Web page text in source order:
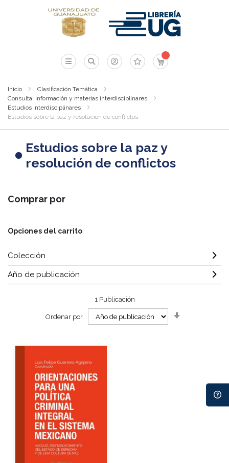
Mi carrito
Inicio
Clasificación Temática
Consulta, información y materias interdisciplinares
Estudios interdisciplinares
Estudios sobre la paz y resolución de conflictos
Estudios sobre la paz y
resolución de conflictos
Comprar por
Opciones del carrito
Colección
Año de publicación
1 Publicación
Ordenar por
Autor
Año de edición